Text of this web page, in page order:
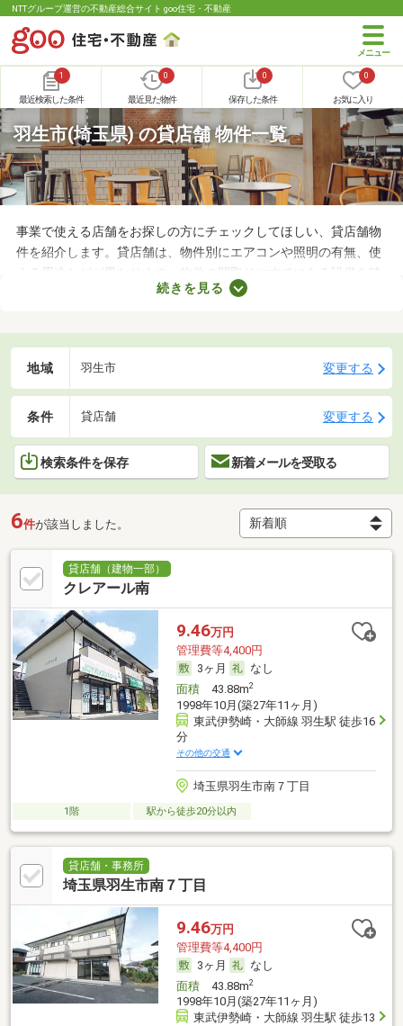
NTTグループ運営の不動産総合サイト goo住宅・不動産
1
最近検索した条件
0
最近見た物件
0
保存した条件
0
お気に入り
羽生市(埼玉県) の貸店舗 物件一覧
事業で使える店舗をお探しの方にチェックしてほしい、貸店舗物
件を紹介します。貸店舗は、物件別にエアコンや照明の有無、使
える用途などが異なります。物件の間取りやすでにある設備を確
認したうえで、内見を申し込むことがおすすめです。店舗の家賃
しょう。
続きを見る
地域 羽生市 変更する
条件 貸店舗 変更する
検索条件を保存 新着メールを受取る
6件が該当しました。
貸店舗（建物一部）
クレアール南
9.46万円
管理費等4,400円
3ヶ月
なし
面積43.88m2
1998年10月(築27年11ヶ月)
東武伊勢崎・大師線 羽生駅 徒歩16
分
その他の交通
埼玉県羽生市南７丁目
1階 駅から徒歩20分以内
貸店舗・事務所
埼玉県羽生市南７丁目
9.46万円
管理費等4,400円
3ヶ月
なし
面積43.88m2
1998年10月(築27年11ヶ月)
東武伊勢崎・大師線 羽生駅 徒歩13